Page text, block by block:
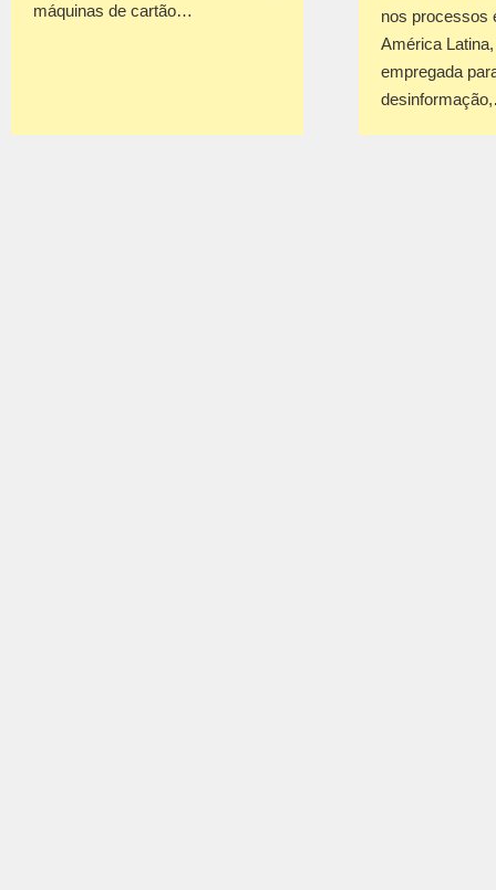
máquinas de cartão…
nos processos
América
empregada